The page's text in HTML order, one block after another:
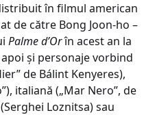
în filmul american
de către Bong Joon-ho –
Palme d’Orîn acest an la
și personaje vorbind
de Bálint Kenyeres),
italiană („Mar Nero”, de
Loznitsa) sau